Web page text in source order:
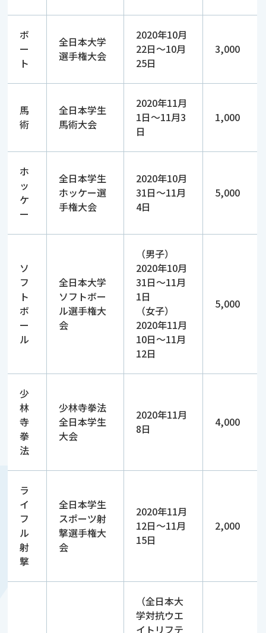
ボ
ー
ト
全日本大学
選手権大会
2020年10月
22日～10月
25日
3,000
馬
術
全日本学生
馬術大会
2020年11月
1日～11月3
日
1,000
ホ
ッ
ケ
ー
全日本学生
ホッケー選
手権大会
2020年10月
31日～11月
4日
5,000
ソ
フ
ト
ボ
ー
ル
全日本大学
ソフトボー
ル選手権大
会
（男子）
2020年10月
31日～11月
1日
（女子）
2020年11月
10日～11月
12日
5,000
少
林
寺
拳
法
少林寺拳法
全日本学生
大会
2020年11月
8日
4,000
ラ
イ
フ
ル
射
撃
全日本学生
スポーツ射
撃選手権大
会
2020年11月
12日～11月
15日
2,000
（全日本大
学対抗ウエ
イトリフテ